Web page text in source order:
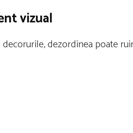
vizual
dezordinea poate